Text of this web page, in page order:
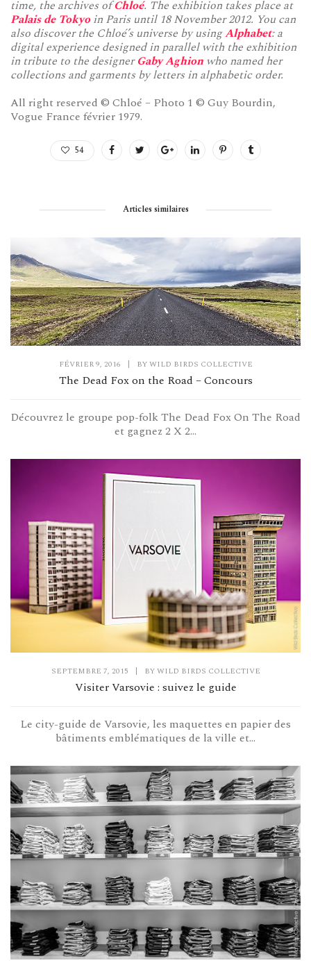
time, the archives ofChloé. The exhibition takes place at
Palais de Tokyoin Paris until 18 November 2012. You can
also discover the Chloé’s universe by usingAlphabet: a
digital experience designed in parallel with the exhibition
in tribute to the designerGaby Aghion who named her
collections and garments by letters in alphabetic order.
All right reserved © Chloé – Photo 1 © Guy Bourdin,
Vogue France février 1979.
54
Articles similaires
FÉVRIER 9, 2016 | BYWILD BIRDS COLLECTIVE
The Dead Fox on the Road – Concours
Découvrez le groupe pop-folk The Dead Fox On The Road
et gagnez 2 X 2...
SEPTEMBRE 7, 2015 | BYWILD BIRDS COLLECTIVE
Visiter Varsovie : suivez le guide
Le city-guide de Varsovie, les maquettes en papier des
bâtiments emblématiques de la ville et...